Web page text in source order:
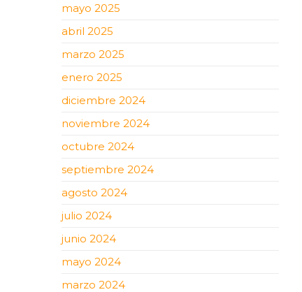
mayo 2025
abril 2025
marzo 2025
enero 2025
diciembre 2024
noviembre 2024
octubre 2024
septiembre 2024
agosto 2024
julio 2024
junio 2024
mayo 2024
marzo 2024